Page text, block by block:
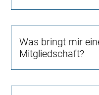
Was bringt mir
Mitgliedschaft?